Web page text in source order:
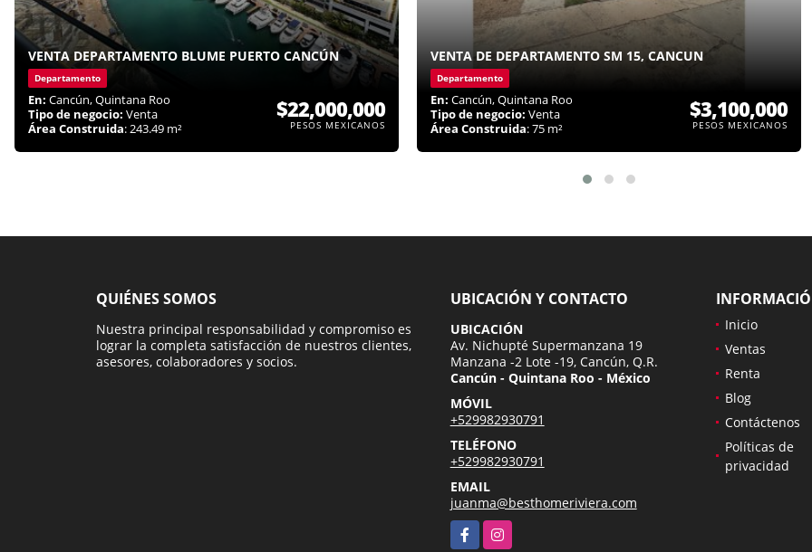
VENTA DEPARTAMENTO BLUME PUERTO CANCÚN
Departamento
En: Cancún, Quintana Roo
Tipo de negocio: Venta
Área Construida: 243.49 m²
$22,000,000
PESOS MEXICANOS
VENTA DE DEPARTAMENTO SM 15, CANCUN
Departamento
En: Cancún, Quintana Roo
Tipo de negocio: Venta
Área Construida: 75 m²
$3,100,000
PESOS MEXICANOS
QUIÉNES SOMOS
Nuestra principal responsabilidad y compromiso es
lograr la completa satisfacción de nuestros clientes,
asesores, colaboradores y socios.
UBICACIÓN Y CONTACTO
UBICACIÓN
Av. Nichupté Supermanzana 19
Manzana -2 Lote -19, Cancún, Q.R.
Cancún - Quintana Roo - México
MÓVIL
+529982930791
TELÉFONO
+529982930791
EMAIL
juanma@besthomeriviera.com
FacebookInstagram
Inicio
Ventas
Renta
Blog
Contáctenos
Políticas de
privacidad